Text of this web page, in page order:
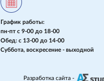
График работы:
пн-пт с 9-00 до 18-00
Обед: с 13-00 до 14-00
Суббота, воскресение - выходной
Разработка сайта -